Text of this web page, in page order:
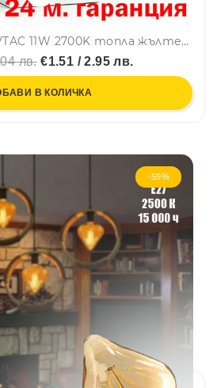
ТОП LED крушка VTAC 11W 2700K топла жълтеникава, Е27, A60, термопластик, нечуплива, 24 мес. гар.
лв.€1.51 / 2.95 лв.
В КОЛИЧКА
-59%